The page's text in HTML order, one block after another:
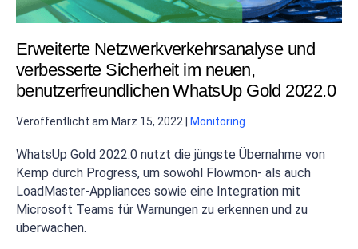
Erweiterte Netzwerkverkehrsanalyse und
verbesserte Sicherheit im neuen,
benutzerfreundlichen WhatsUp Gold 2022.0
Veröffentlicht am März 15, 2022 Monitoring
WhatsUp Gold 2022.0 nutzt die jüngste Übernahme von
Kemp durch Progress, um sowohl Flowmon- als auch
LoadMaster-Appliances sowie eine Integration mit
Microsoft Teams für Warnungen zu erkennen und zu
überwachen.